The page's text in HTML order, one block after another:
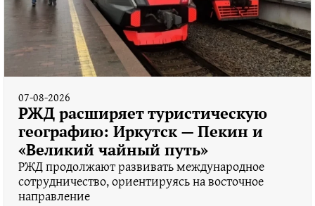
07-08-2026
РЖД расширяет туристическую
географию: Иркутск — Пекин и
«Великий чайный путь»
РЖД продолжают развивать международное
сотрудничество, ориентируясь на восточное
направление